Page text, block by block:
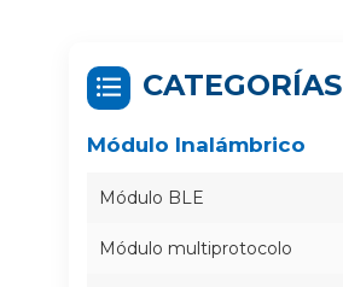
CATEGORÍAS
Módulo Inalámbrico
Módulo BLE
Módulo multiprotocolo